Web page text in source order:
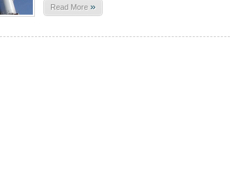
Read More »